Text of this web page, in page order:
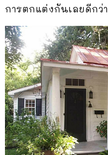
การตกแต่งกันเลยดีกว่า